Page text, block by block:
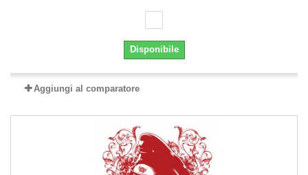
Disponibile
Aggiungi al comparatore